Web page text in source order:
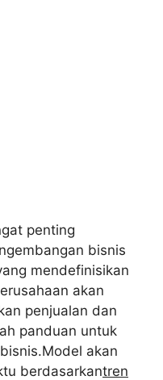
penting
bisnis
mendefinisikan
akan
penjualan dan
panduan untuk
akan
berdasarkantren